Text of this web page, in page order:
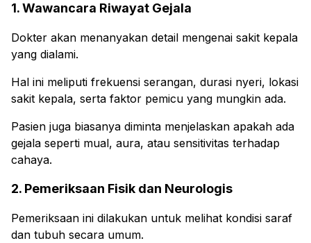
1. Wawancara Riwayat Gejala
Dokter akan menanyakan detail mengenai sakit kepala
yang dialami.
Hal ini meliputi frekuensi serangan, durasi nyeri, lokasi
sakit kepala, serta faktor pemicu yang mungkin ada.
Pasien juga biasanya diminta menjelaskan apakah ada
gejala seperti mual, aura, atau sensitivitas terhadap
cahaya.
2. Pemeriksaan Fisik dan Neurologis
Pemeriksaan ini dilakukan untuk melihat kondisi saraf
dan tubuh secara umum.